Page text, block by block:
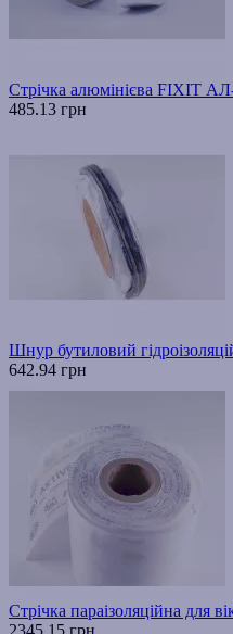
Стрічка алюмінієва FIXIT
485.13 грн
Шнур бутиловий
642.94 грн
Стрічка параізоляційна